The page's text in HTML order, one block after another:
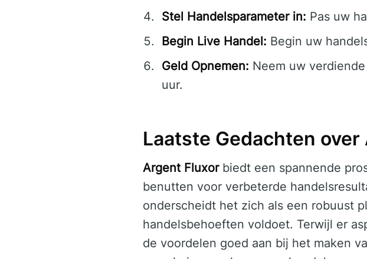
Stel Handelsparameter in: Pas uw
Begin Live Handel: Begin uw
Geld Opnemen: Neem uw
uur.
Laatste Gedachten
Argent Fluxorbiedt een spannende
benutten voor verbeterde
onderscheidt het zich als een robuust
handelsbehoeften voldoet. Terwijl er
de voordelen goed aan bij het maken